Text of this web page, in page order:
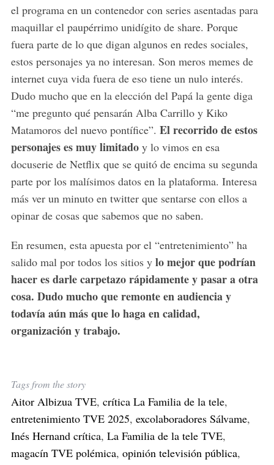
el programa en un contenedor con series asentadas para
maquillar el paupérrimo unidígito de share. Porque
fuera parte de lo que digan algunos en redes sociales,
estos personajes ya no interesan. Son meros memes de
internet cuya vida fuera de eso tiene un nulo interés.
Dudo mucho que en la elección del Papá la gente diga
“me pregunto qué pensarán Alba Carrillo y Kiko
Matamoros del nuevo pontífice”. El recorrido de estos
personajes es muy limitadoy lo vimos en esa
docuserie de Netflix que se quitó de encima su segunda
parte por los malísimos datos en la plataforma. Interesa
más ver un minuto en twitter que sentarse con ellos a
opinar de cosas que sabemos que no saben.
En resumen, esta apuesta por el “entretenimiento” ha
salido mal por todos los sitios y lo mejor que podrían
hacer es darle carpetazo rápidamente y pasar a otra
cosa. Dudo mucho que remonte en audiencia y
todavía aún más que lo haga en calidad,
organización y trabajo.
Tags from the story
Aitor Albizua TVE, crítica La Familia de la tele,
entretenimiento TVE 2025, excolaboradores Sálvame,
Inés Hernand crítica, La Familia de la tele TVE,
magacín TVE polémica, opinión televisión pública,